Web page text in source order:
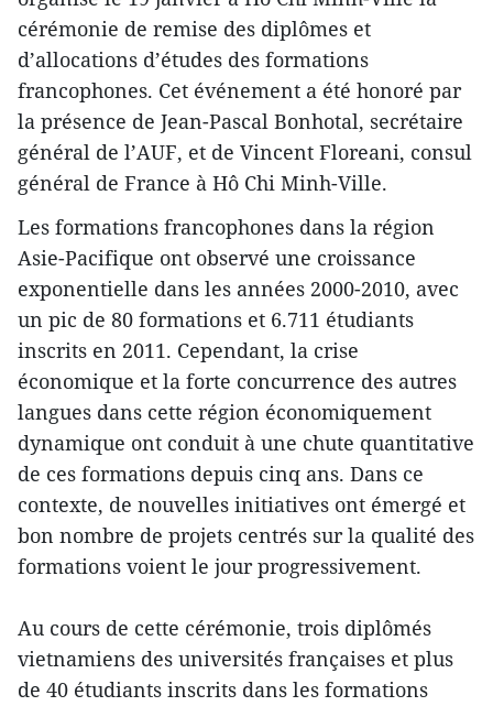
cérémonie de remise des diplômes et
d’allocations d’études des formations
francophones. Cet événement a été honoré par
la présence de Jean-Pascal Bonhotal, secrétaire
général de l’AUF, et de Vincent Floreani, consul
général de France à Hô Chi Minh-Ville.
Les formations francophones dans la région
Asie-Pacifique ont observé une croissance
exponentielle dans les années 2000-2010, avec
un pic de 80 formations et 6.711 étudiants
inscrits en 2011. Cependant, la crise
économique et la forte concurrence des autres
langues dans cette région économiquement
dynamique ont conduit à une chute quantitative
de ces formations depuis cinq ans. Dans ce
contexte, de nouvelles initiatives ont émergé et
bon nombre de projets centrés sur la qualité des
formations voient le jour progressivement.
Au cours de cette cérémonie, trois diplômés
vietnamiens des universités françaises et plus
de 40 étudiants inscrits dans les formations